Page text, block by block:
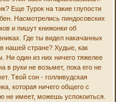
Еще Турок на такие глупости
Насмотрелись пиндосовских
и пишут книжонки об
Где ты видел накачанных
нашей стране? Худые, как
Ни один из них ничего тяжелее
в руки не возьмет, пока его не
Твой сон - голливудская
которая ничего общего с
не имеет, можешь успокоиться.